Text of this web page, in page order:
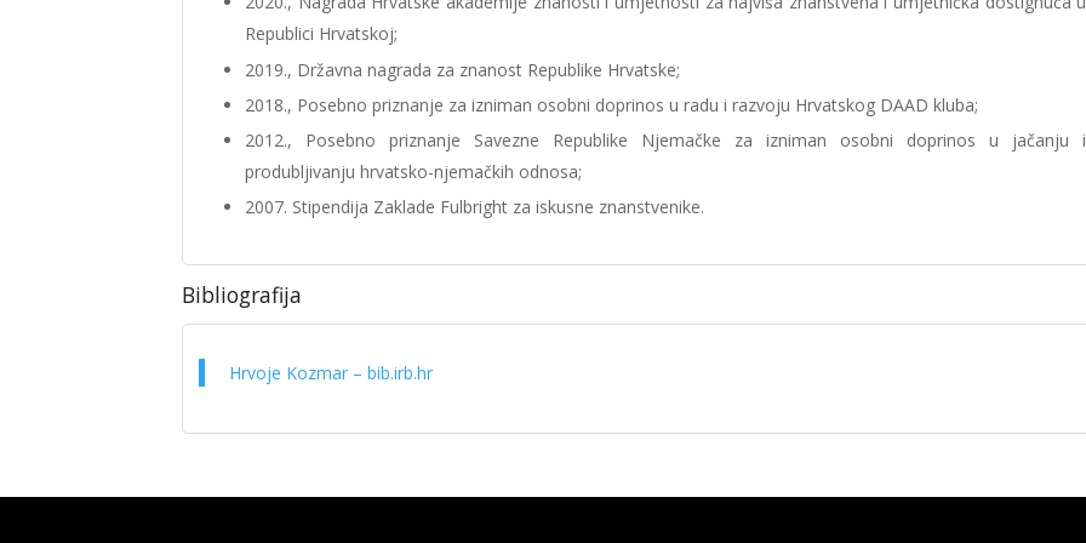
Republici Hrvatskoj;
2019., Državna nagrada za znanost Republike Hrvatske;
2018., Posebno priznanje za izniman osobni doprinos u radu i razvoju Hrvatskog DAAD kluba;
2012., Posebno priznanje Savezne Republike Njemačke za izniman osobni doprinos u jačanju i
produbljivanju hrvatsko-njemačkih odnosa;
2007. Stipendija Zaklade Fulbright za iskusne znanstvenike.
Bibliografija
Hrvoje Kozmar – bib.irb.hr